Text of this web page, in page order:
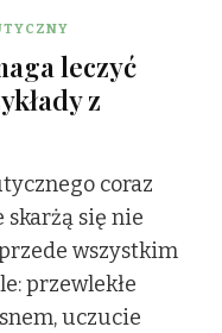
leczyć
z
coraz
skarżą się nie
wszystkim
przewlekłe
uczucie